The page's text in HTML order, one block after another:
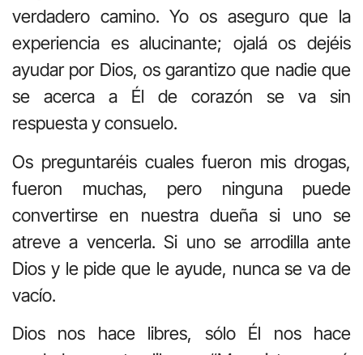
verdadero camino. Yo os aseguro que la
experiencia es alucinante; ojalá os dejéis
ayudar por Dios, os garantizo que nadie que
se acerca a Él de corazón se va sin
respuesta y consuelo.
Os preguntaréis cuales fueron mis drogas,
fueron muchas, pero ninguna puede
convertirse en nuestra dueña si uno se
atreve a vencerla. Si uno se arrodilla ante
Dios y le pide que le ayude, nunca se va de
vacío.
Dios nos hace libres, sólo Él nos hace